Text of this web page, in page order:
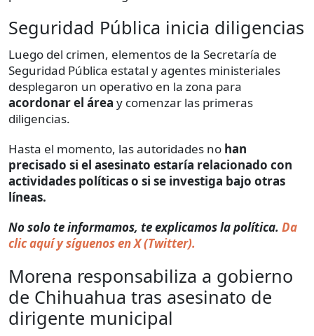
Seguridad Pública inicia diligencias
Luego del crimen, elementos de la Secretaría de
Seguridad Pública estatal y agentes ministeriales
desplegaron un operativo en la zona para
acordonar el área y comenzar las primeras
diligencias.
Hasta el momento, las autoridades no han
precisado si el asesinato estaría relacionado con
actividades políticas o si se investiga bajo otras
líneas.
No solo te informamos, te explicamos la política. Da
clic aquí y síguenos en X (Twitter).
Morena responsabiliza a gobierno
de Chihuahua tras asesinato de
dirigente municipal